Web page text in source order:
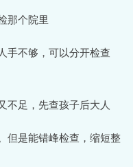
那个院里
手不够，可以分开检查
不足，先查孩子后大人
但是能错峰检查，缩短整